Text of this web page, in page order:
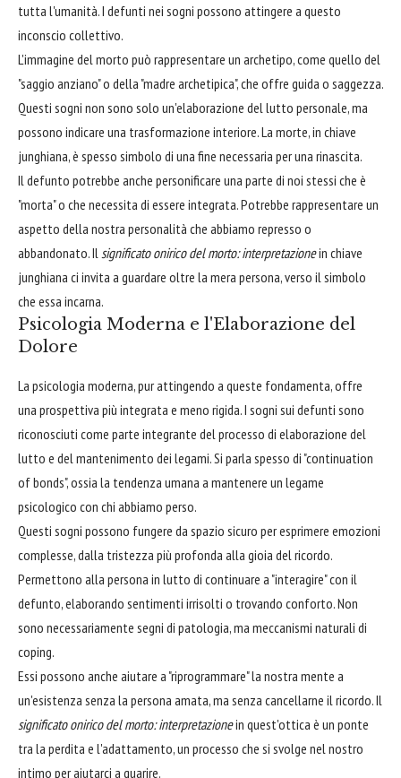
tutta l'umanità. I defunti nei sogni possono attingere a questo
inconscio collettivo.
L'immagine del morto può rappresentare un archetipo, come quello del
"saggio anziano" o della "madre archetipica", che offre guida o saggezza.
Questi sogni non sono solo un'elaborazione del lutto personale, ma
possono indicare una trasformazione interiore. La morte, in chiave
junghiana, è spesso simbolo di una fine necessaria per una rinascita.
Il defunto potrebbe anche personificare una parte di noi stessi che è
"morta" o che necessita di essere integrata. Potrebbe rappresentare un
aspetto della nostra personalità che abbiamo represso o
abbandonato. Il significato onirico del morto: interpretazionein chiave
junghiana ci invita a guardare oltre la mera persona, verso il simbolo
che essa incarna.
Psicologia Moderna e l'Elaborazione del
Dolore
La psicologia moderna, pur attingendo a queste fondamenta, offre
una prospettiva più integrata e meno rigida. I sogni sui defunti sono
riconosciuti come parte integrante del processo di elaborazione del
lutto e del mantenimento dei legami. Si parla spesso di "continuation
of bonds", ossia la tendenza umana a mantenere un legame
psicologico con chi abbiamo perso.
Questi sogni possono fungere da spazio sicuro per esprimere emozioni
complesse, dalla tristezza più profonda alla gioia del ricordo.
Permettono alla persona in lutto di continuare a "interagire" con il
defunto, elaborando sentimenti irrisolti o trovando conforto. Non
sono necessariamente segni di patologia, ma meccanismi naturali di
coping.
Essi possono anche aiutare a "riprogrammare" la nostra mente a
un'esistenza senza la persona amata, ma senza cancellarne il ricordo. Il
significato onirico del morto: interpretazionein quest'ottica è un ponte
tra la perdita e l'adattamento, un processo che si svolge nel nostro
intimo per aiutarci a guarire.